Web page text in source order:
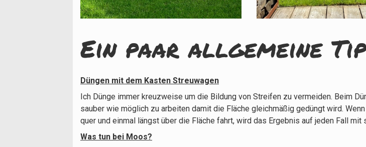
Ein paar allgemeine
Düngen mit dem Kasten Streuwagen
Ich Dünge immer kreuzweise um die Bildung von Streifen zu vermeiden. Beim
sauber wie möglich zu arbeiten damit die Fläche gleichmäßig gedüngt wird.
quer und einmal längst über die Fläche fahrt, wird das Ergebnis auf jeden Fall
Was tun bei Moos?